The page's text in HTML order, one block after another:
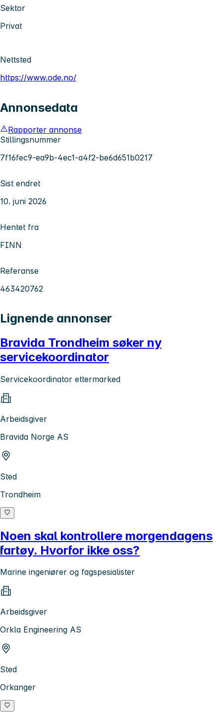
Sektor
Privat
Nettsted
https://www.ode.no/
Annonsedata
Rapporter annonse
Stillingsnummer
7f16fec9-ea9b-4ec1-a4f2-be6d651b0217
Sist endret
10. juni 2026
Hentet fra
FINN
Referanse
463420762
Lignende annonser
Bravida Trondheim søker ny
servicekoordinator
Servicekoordinator ettermarked
Arbeidsgiver
Bravida Norge AS
Sted
Trondheim
Noen skal kontrollere morgendagens
fartøy. Hvorfor ikke oss?
Marine ingeniører og fagspesialister
Arbeidsgiver
Orkla Engineering AS
Sted
Orkanger